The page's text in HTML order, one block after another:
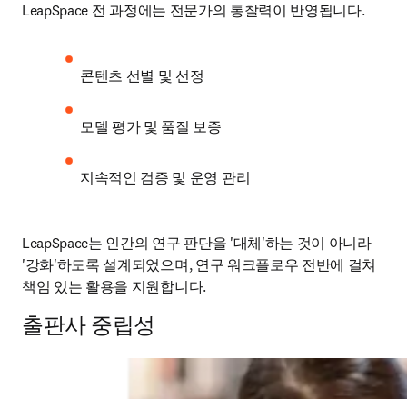
LeapSpace 전 과정에는 전문가의 통찰력이 반영됩니다.
콘텐츠 선별 및 선정
모델 평가 및 품질 보증
지속적인 검증 및 운영 관리
LeapSpace는 인간의 연구 판단을 '대체'하는 것이 아니라
'강화'하도록 설계되었으며, 연구 워크플로우 전반에 걸쳐
책임 있는 활용을 지원합니다.
출판사 중립성